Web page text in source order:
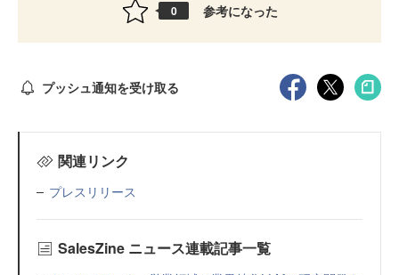
0 参考になった
プッシュ通知を受け取る
関連リンク
プレスリリース
SalesZine ニュース連載記事一覧